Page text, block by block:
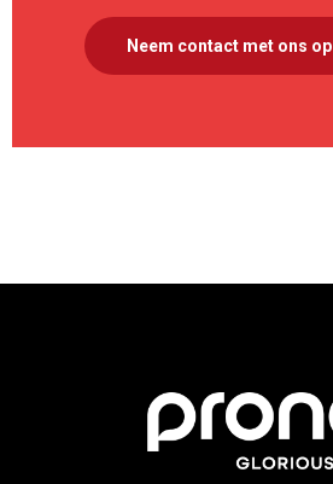
Neem contact met ons op